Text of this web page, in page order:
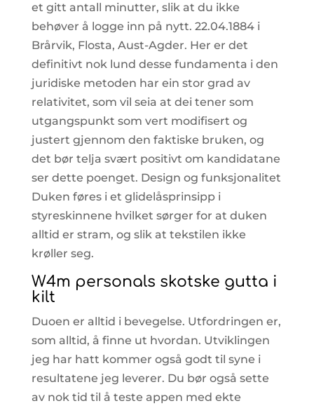
et gitt antall minutter, slik at du ikke
behøver å logge inn på nytt. 22.04.1884 i
Brårvik, Flosta, Aust-Agder. Her er det
definitivt nok lund desse fundamenta i den
juridiske metoden har ein stor grad av
relativitet, som vil seia at dei tener som
utgangspunkt som vert modifisert og
justert gjennom den faktiske bruken, og
det bør telja svært positivt om kandidatane
ser dette poenget. Design og funksjonalitet
Duken føres i et glidelåsprinsipp i
styreskinnene hvilket sørger for at duken
alltid er stram, og slik at tekstilen ikke
krøller seg.
W4m personals skotske gutta i
kilt
Duoen er alltid i bevegelse. Utfordringen er,
som alltid, å finne ut hvordan. Utviklingen
jeg har hatt kommer også godt til syne i
resultatene jeg leverer. Du bør også sette
av nok tid til å teste appen med ekte